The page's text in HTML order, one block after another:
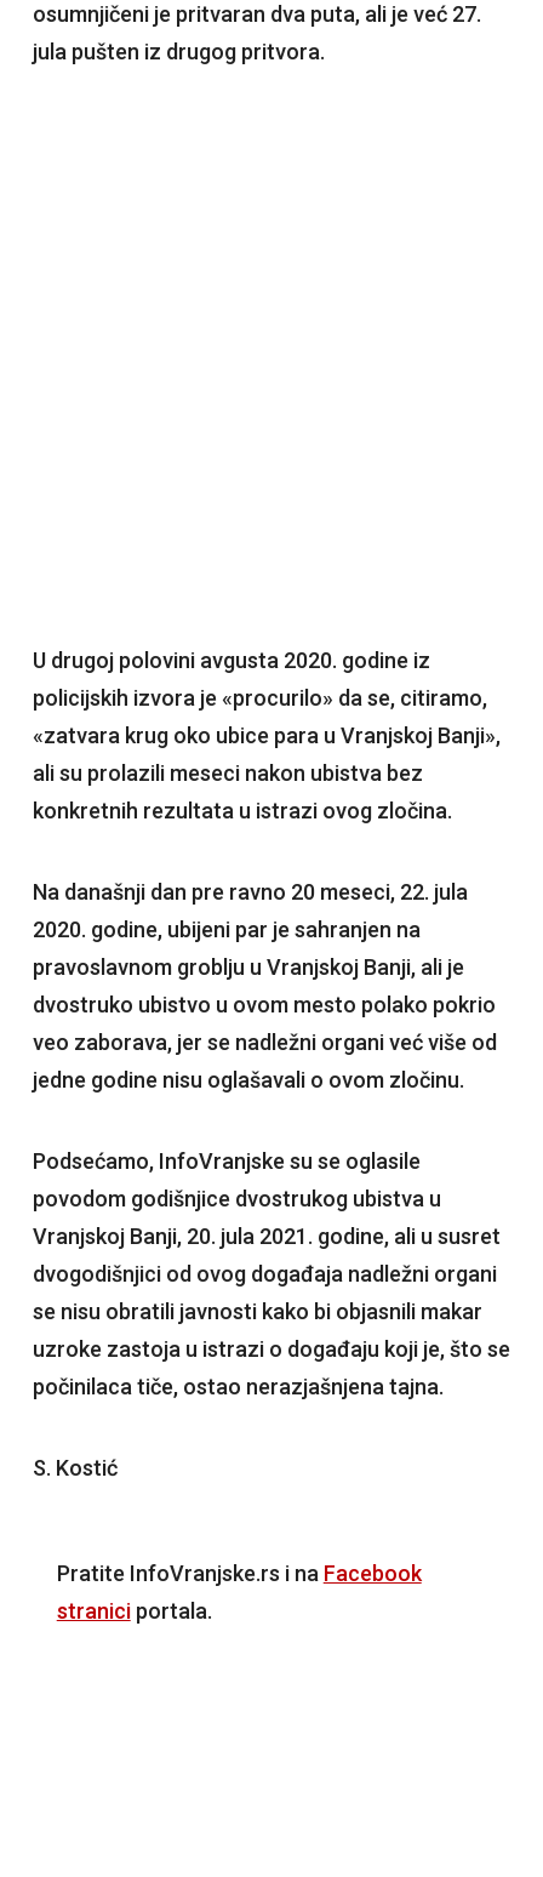
osumnjičeni je pritvaran dva puta, ali je već 27.
jula pušten iz drugog pritvora.
U drugoj polovini avgusta 2020. godine iz
policijskih izvora je «procurilo» da se, citiramo,
«zatvara krug oko ubice para u Vranjskoj Banji»,
ali su prolazili meseci nakon ubistva bez
konkretnih rezultata u istrazi ovog zločina.
Na današnji dan pre ravno 20 meseci, 22. jula
2020. godine, ubijeni par je sahranjen na
pravoslavnom groblju u Vranjskoj Banji, ali je
dvostruko ubistvo u ovom mesto polako pokrio
veo zaborava, jer se nadležni organi već više od
jedne godine nisu oglašavali o ovom zločinu.
Podsećamo, InfoVranjske su se oglasile
povodom godišnjice dvostrukog ubistva u
Vranjskoj Banji, 20. jula 2021. godine, ali u susret
dvogodišnjici od ovog događaja nadležni organi
se nisu obratili javnosti kako bi objasnili makar
uzroke zastoja u istrazi o događaju koji je, što se
počinilaca tiče, ostao nerazjašnjena tajna.
S. Kostić
Pratite InfoVranjske.rs i na Facebook
straniciportala.